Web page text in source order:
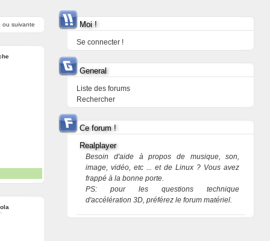
ou suivante Moi !
Se connecter !
General
Liste des forums
Rechercher
Ce forum !
Realplayer
Besoin d'aide à propos de musique, son,
image, vidéo, etc ... et de Linux ? Vous avez
frappé à la bonne porte.
PS: pour les questions technique
d'accélération 3D, préférez le forum matériel.